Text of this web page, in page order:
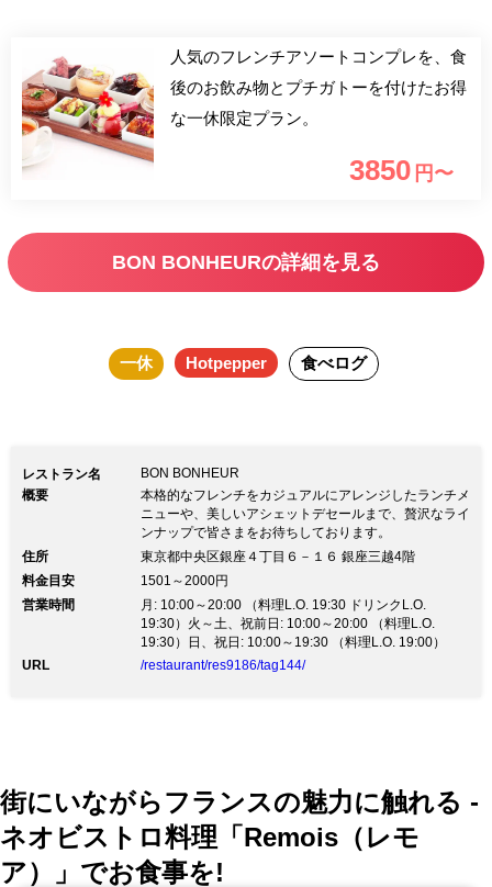
人気のフレンチアソートコンプレを、食
後のお飲み物とプチガトーを付けたお得
な一休限定プラン。
3850 円〜
BON BONHEURの詳細を見る
一休 Hotpepper 食べログ
レストラン名
BON BONHEUR
概要
本格的なフレンチをカジュアルにアレンジしたランチメ
ニューや、美しいアシェットデセールまで、贅沢なライ
ンナップで皆さまをお待ちしております。
住所
東京都中央区銀座４丁目６－１６ 銀座三越4階
料金目安
1501～2000円
営業時間
月: 10:00～20:00 （料理L.O. 19:30 ドリンクL.O.
19:30）火～土、祝前日: 10:00～20:00 （料理L.O.
19:30）日、祝日: 10:00～19:30 （料理L.O. 19:00）
URL
/restaurant/res9186/tag144/
街にいながらフランスの魅力に触れる -
ネオビストロ料理「Remois（レモ
ア）」でお食事を!